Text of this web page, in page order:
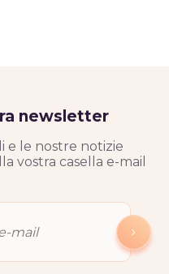
newsletter
e le nostre notizie
vostra casella e-mail